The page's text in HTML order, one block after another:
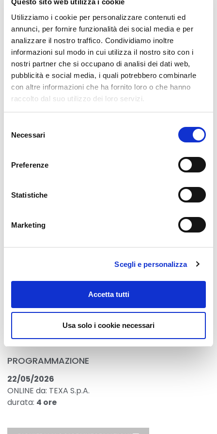
Questo sito web utilizza i cookie
Utilizziamo i cookie per personalizzare contenuti ed
annunci, per fornire funzionalità dei social media e per
analizzare il nostro traffico. Condividiamo inoltre
informazioni sul modo in cui utilizza il nostro sito con i
nostri partner che si occupano di analisi dei dati web,
pubblicità e social media, i quali potrebbero combinarle
con altre informazioni che ha fornito loro o che hanno
raccolto dal suo utilizzo dei loro servizi.
delNecessari
Preferenze
Statistiche
Marketing
Scegli e personalizza
Accetta tutti
Usa solo i cookie necessari
In aula e online manteniamo i gruppi ristretti per
garantire la massima qualità
Durata
4 ore
Costo
100,00€ + IVA a partecipante
PROGRAMMAZIONE
22/05/2026
ONLINE da: TEXA S.p.A.
durata: 4 ore